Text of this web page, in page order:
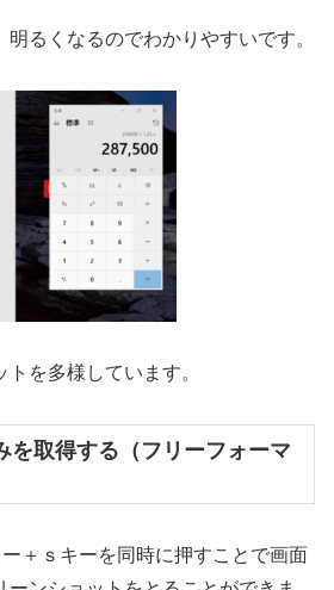
るくなるのでわかりやすいです。
を多様しています。
を取得する（フリーフォーマ
＋ｓキーを同時に押すことで画面